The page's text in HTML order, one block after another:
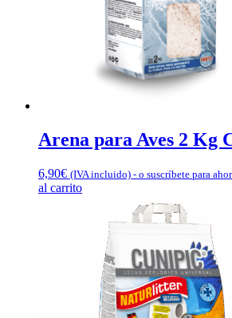
Arena para Aves 2 Kg
6,90€ (IVA incluido) - o suscríbete para
al carrito